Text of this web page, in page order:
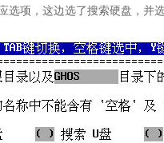
项，这边选了搜索硬盘，并选